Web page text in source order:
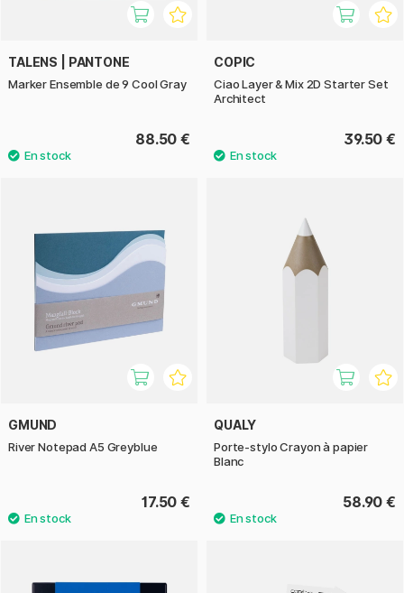
TALENS | PANTONE
Marker Ensemble de 9 Cool Gray
88.50 €
COPIC
Ciao Layer & Mix 2D Starter Set
Architect
39.50 €
GMUND
River Notepad A5 Greyblue
17.50 €
QUALY
Porte-stylo Crayon à papier
Blanc
58.90 €